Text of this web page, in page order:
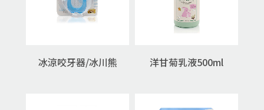
冰涼咬牙器/冰川熊 洋甘菊乳液500ml